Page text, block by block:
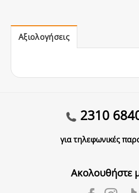
Αξιολογήσεις
2310
για τηλεφωνικές
Ακολουθήστε